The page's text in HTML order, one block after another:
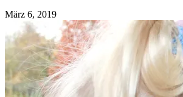
März 6, 2019